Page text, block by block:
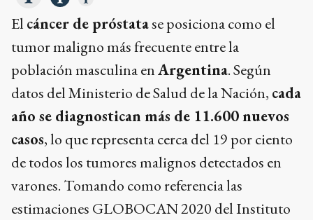
El cáncer de próstatase posiciona como el
tumor maligno más frecuente entre la
población masculina enArgentina. Según
datos del Ministerio de Salud de la Nación, cada
año se diagnostican más de 11.600 nuevos
casos, lo que representa cerca del 19 por ciento
de todos los tumores malignos detectados en
varones. Tomando como referencia las
estimaciones GLOBOCAN 2020 del Instituto